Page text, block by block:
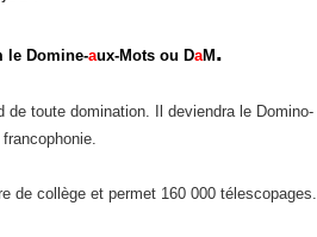
le Domine-aux-Mots ou DaM .
de toute domination. Il deviendra le Domino-
de collège et permet 160 000 télescopages.